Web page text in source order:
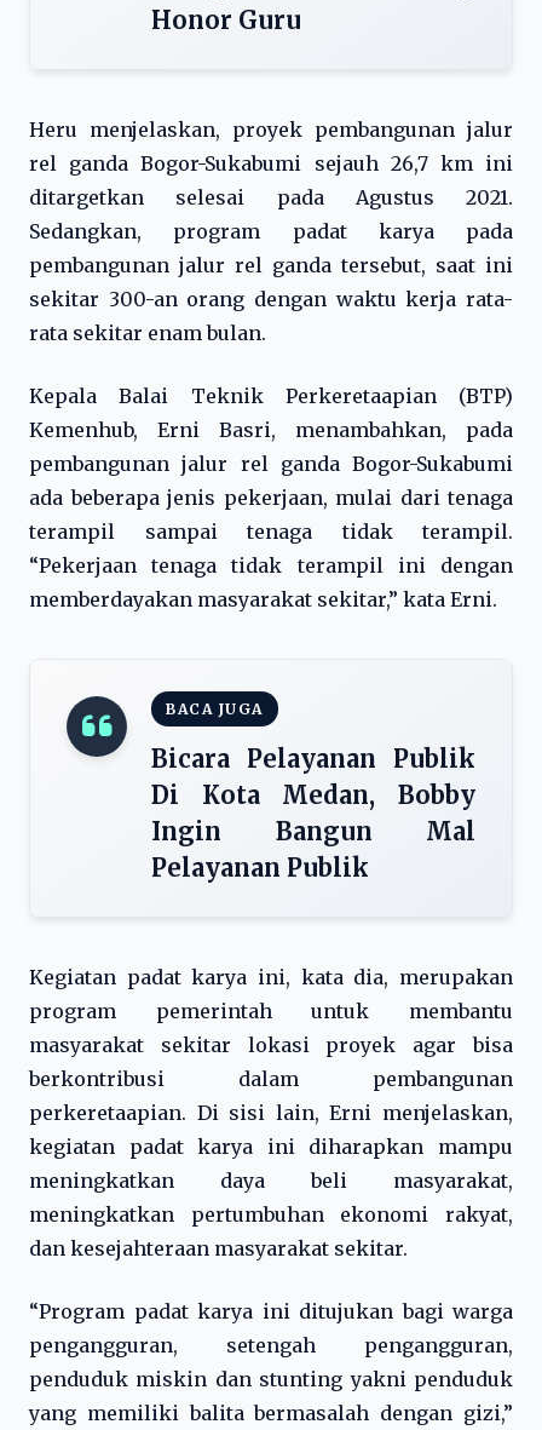
Honor Guru
Heru menjelaskan, proyek pembangunan jalur
rel ganda Bogor-Sukabumi sejauh 26,7 km ini
ditargetkan selesai pada Agustus 2021.
Sedangkan, program padat karya pada
pembangunan jalur rel ganda tersebut, saat ini
sekitar 300-an orang dengan waktu kerja rata-
rata sekitar enam bulan.
Kepala Balai Teknik Perkeretaapian (BTP)
Kemenhub, Erni Basri, menambahkan, pada
pembangunan jalur rel ganda Bogor-Sukabumi
ada beberapa jenis pekerjaan, mulai dari tenaga
terampil sampai tenaga tidak terampil.
“Pekerjaan tenaga tidak terampil ini dengan
memberdayakan masyarakat sekitar,” kata Erni.
BACA JUGA
Bicara Pelayanan Publik
Di Kota Medan, Bobby
Ingin Bangun Mal
Pelayanan Publik
Kegiatan padat karya ini, kata dia, merupakan
program pemerintah untuk membantu
masyarakat sekitar lokasi proyek agar bisa
berkontribusi dalam pembangunan
perkeretaapian. Di sisi lain, Erni menjelaskan,
kegiatan padat karya ini diharapkan mampu
meningkatkan daya beli masyarakat,
meningkatkan pertumbuhan ekonomi rakyat,
dan kesejahteraan masyarakat sekitar.
“Program padat karya ini ditujukan bagi warga
pengangguran, setengah pengangguran,
penduduk miskin dan stunting yakni penduduk
yang memiliki balita bermasalah dengan gizi,”